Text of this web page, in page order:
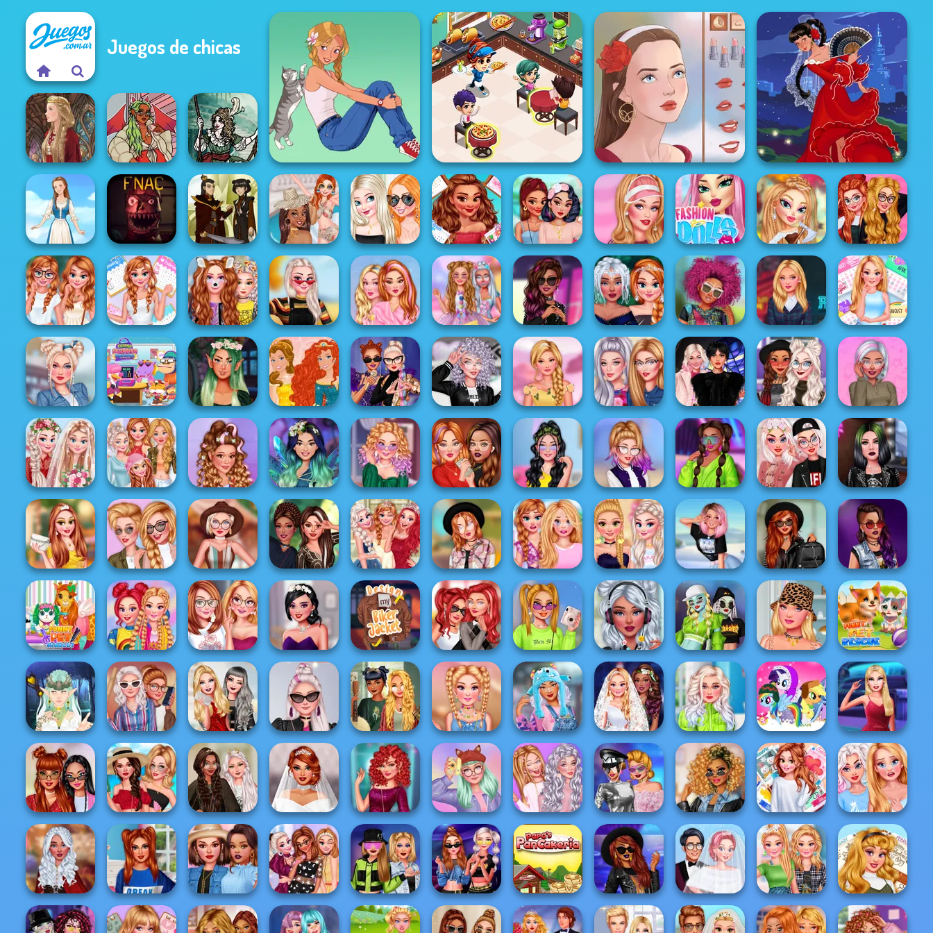
Juegos de chicas
A Girl And Her Pet
Cooking Restaurant
Kitchen
Portrait Maker Flamenco Dancer
Medieval Doll https://www.dolldivine.com/mei...
Moonlit
Masquerade
Folklore Fashion
Five Nights At
Christmas
Firebender Zuko
Princesses
Chillin At The
Pool
Fantasy
Engagement
Ring Design
All Year Round
Fashion Addict...
Spring Baby Doll
Outfit
Design My Sporty
Chic Outfit
Fashion Dolls
Makeover
Fairyland
Fashion Dolls
Princesses
Tartan Love
Princess From
Zero To School
H...
All Year Round
Fashion Addict...
Princesses
Dating App
Adventur...
Insta Princesses
Autumn Fair
Girls Pink Crush
TikTok Divas
Candy Style
Glam Rock
Fashion Dolls
Fantasy Looks
Afropunk
Princesses
Miradas de
Riverdale
Ellie All Year
Round Fashion
A...
Diseñar mi falda
plisada
Funny Shopping
Supermarket
Fantasy Makeup
TikTok Tips
Barbie Princess
Style
Villains TikTok
Dancers
Black And White
Insta Divas
Princesses At
The Spring
Bloss...
Famous Singers
Insta Divas
Wednesday
Besties Fun Day
Witchcore Insta
Divas
TikTok
#CargoPants
My Romantic
Wedding
Princesses New
Seasons New
Tre...
Y2K Aesthetic
Las Princesas
Encantadas
De mejores
amigas a rivales
Quarantine
Activities
Insta Girls First
Date Look Ti...
TikTok Divas Cute
School Pleat...
Insta Divas Crazy
Neon Party
Princesses Girly
Chic vs Tombo...
TikTok Divas DIY
Makeup
Princesses
Homecoming
Ball
Fashion Battle
Girly Vs Tomboy
Insta Girls
Festival
Glamping
My Spirit Animal
Outfit
Prom At The
Princess College
Tiktok Divas
Shacket Fashion
College Breakup
Tragedy
Bachelorette
Party
My Winter Kawaii
Look
Villains Vs
Princesses
School...
Pretty In Punk
Funny Pet Haircut Kidcore Aesthetic
Princesses High
School First D...
Uninvited
Bridesmaids
Diseñar mi
chaqueta de
moto
Princesses From
Rebel To Prepp...
Superheroes
Summer Trends
Princesses
Grunge
Rockstars
Monster Girls
Rivalry
Mi collar del
verano
Funny Rescue
Pet
Mega Fantasy
Avatar Creator
Stranger Things
Looks
Ellie: You Can Be
Anything
Insta Divas Party
Night
Goblincore
Aesthetic
Design My Indie
Necklace
TikTok Divas
#japanfashion
Enchanted
Wedding
Puffer Jacket
Divas
My Little Pony
Winter Looks
Babs New Girl In
School
Villains Summer
#OOTD
Hello Summer
TikTok Divas
Fairycore
Plus Size
Wedding
Sequin Insta
Divas
My Sweet Kawaii
Look
Soft Girl Vs E-Girl
Bffs Looks
TikTok Divas
Retro Future
TikTok Diva
Weekly Planner
All Year Round
Fashion Addict...
BFFs Getting Over
A Breakup